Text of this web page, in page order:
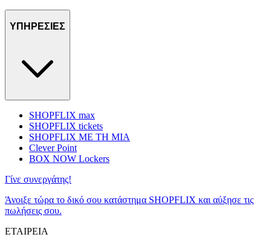
ΥΠΗΡΕΣΙΕΣ
SHOPFLIX max
SHOPFLIX tickets
SHOPFLIX ΜΕ ΤΗ ΜΙΑ
Clever Point
BOX NOW Lockers
Γίνε συνεργάτης!
Άνοιξε τώρα το δικό σου κατάστημα SHOPFLIX και αύξησε τις
πωλήσεις σου.
ΕΤΑΙΡΕΙΑ